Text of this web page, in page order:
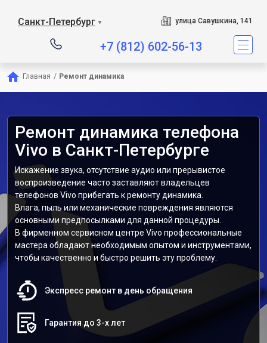
Санкт-Петербург ▼ улица Савушкина, 141
+7 (812) 602-56-13
Главная / Ремонт динамика
Ремонт динамика телефона
Vivo в Санкт-Петербурге
Искажение звука, отсутствие аудио или прерывистое
воспроизведение часто заставляют владельцев
телефонов Vivo прибегать к ремонту динамика.
Влага, пыль или механические повреждения являются
основными предпосылками для данной процедуры.
В фирменном сервисном центре Vivo профессиональные
мастера обладают необходимым опытом и инструментами,
чтобы качественно и быстро решить эту проблему.
Экспресс ремонт в день обращения
Гарантия до 3-х лет